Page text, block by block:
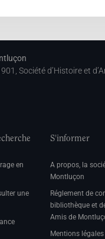
Société d’Histoire et
en
une
S'informer
A propos, la
Montluçon
Réglement de
bibliothèque et
Amis de
Mentions légales